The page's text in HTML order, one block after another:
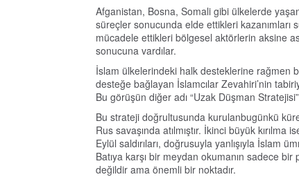
Afganistan, Bosna, Somali gibi ülkelerde
süreçler sonucunda elde ettikleri kazanımları
mücadele ettikleri bölgesel aktörlerin aksine
sonucuna vardılar.
İslam ülkelerindeki halk desteklerine rağmen
desteğe bağlayan İslamcılar Zevahiri’nin
Bu görüşün diğer adı “Uzak Düşman
Bu strateji doğrultusunda kurulanbugünkü
Rus savaşında atılmıştır. İkinci büyük kırılma
Eylül saldırıları, doğrusuyla yanlışıyla İslam
Batıya karşı bir meydan okumanın sadece bir
değildir ama önemli bir noktadır.